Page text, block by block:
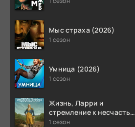
Мыс страха (2026)
1 сезон
Умница (2026)
1 сезон
Жизнь, Ларри и
стремление к несчастью:
Почти история Америки
1 сезон